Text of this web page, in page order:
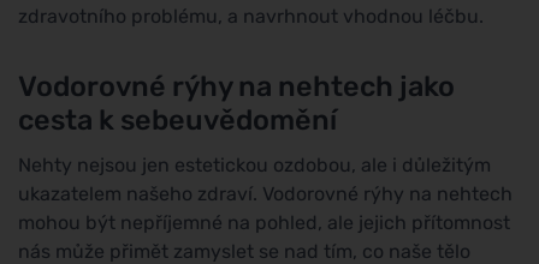
zdravotního problému, a navrhnout vhodnou léčbu.
Vodorovné rýhy na nehtech jako
cesta k sebeuvědomění
Nehty nejsou jen estetickou ozdobou, ale i důležitým
ukazatelem našeho zdraví. Vodorovné rýhy na nehtech
mohou být nepříjemné na pohled, ale jejich přítomnost
nás může přimět zamyslet se nad tím, co naše tělo